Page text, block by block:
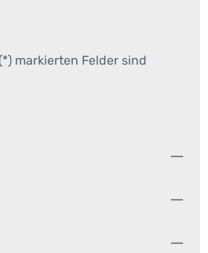
markierten Felder sind